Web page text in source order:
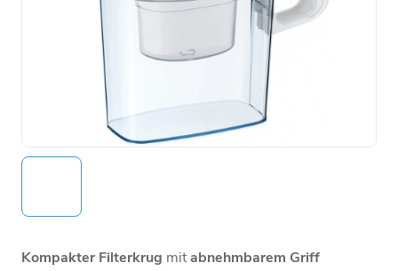
Kompakter Filterkrug mitabnehmbarem Griff